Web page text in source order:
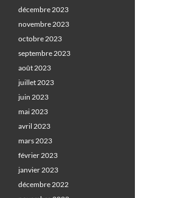
décembre 2023
novembre 2023
octobre 2023
septembre 2023
août 2023
juillet 2023
juin 2023
mai 2023
avril 2023
mars 2023
février 2023
janvier 2023
décembre 2022